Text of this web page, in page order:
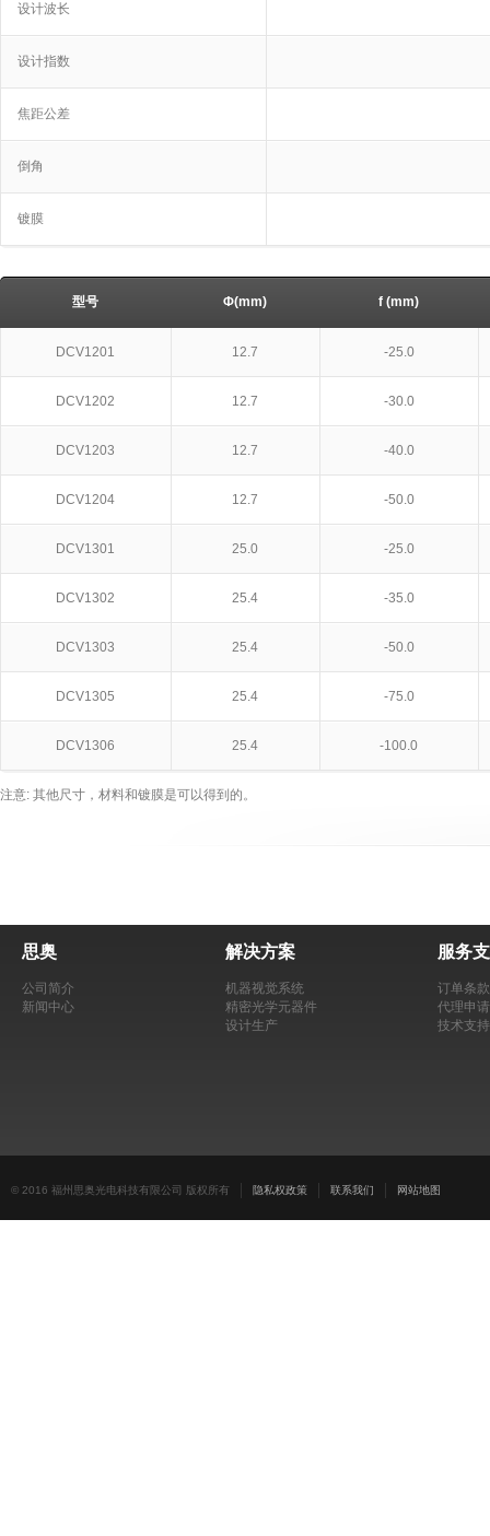
设计波长
设计指数
焦距公差
倒角
镀膜
型号 Φ(mm) f (mm)
DCV1201 12.7 -25.0
DCV1202 12.7 -30.0
DCV1203 12.7 -40.0
DCV1204 12.7 -50.0
DCV1301 25.0 -25.0
DCV1302 25.4 -35.0
DCV1303 25.4 -50.0
DCV1305 25.4 -75.0
DCV1306 25.4 -100.0
注意: 其他尺寸，材料和镀膜是可以得到的。
思奥
公司简介
新闻中心
解决方案
机器视觉系统
精密光学元器件
设计生产
服务
订单条款
代理申请
技术支持
© 2016 福州思奥光电科技有限公司 版权所有 隐私权政策 联系我们 网站地图